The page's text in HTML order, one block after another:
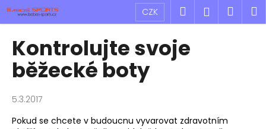
Přejít
obsah
CZK Hledat
Kontrolujte svoje
běžecké boty
5.3.2017
Pokud se chcete v budoucnu vyvarovat zdravotním
K
o
C
o
p